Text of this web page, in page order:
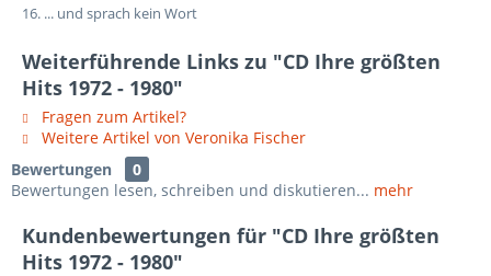
16. ... und sprach kein Wort
Weiterführende Links zu "CD Ihre größten
Hits 1972 - 1980"
Fragen zum Artikel?
Weitere Artikel von Veronika Fischer
Bewertungen
0
Bewertungen lesen, schreiben und diskutieren... mehr
Kundenbewertungen für "CD Ihre größten
Hits 1972 - 1980"